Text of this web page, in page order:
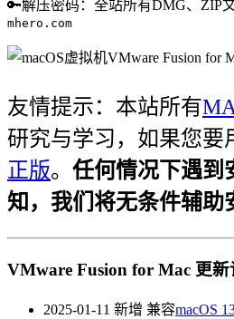
🔑解压密码： 全站所有DMG、ZIP
mhero.com
友情提示：本站所有
研究与学习，如果您要
正版。 任何情况下遇到
知，我们将无条件辅助
VMware Fusion for Mac 更新
2025-01-11 新增 兼容macOS